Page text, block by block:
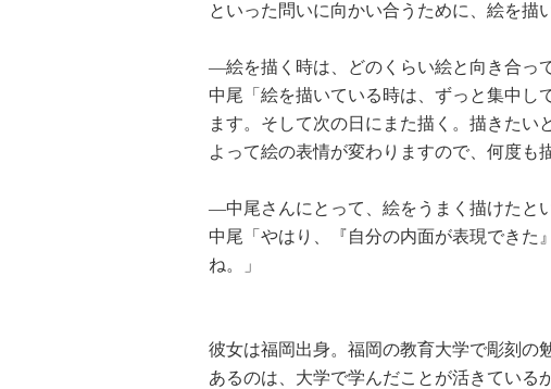
といった問いに向かい合うために、絵を描
―絵を描く時は、どのくらい絵と向き合っ
中尾「絵を描いている時は、ずっと集中し
ます。そして次の日にまた描く。描きたい
よって絵の表情が変わりますので、何度も
―中尾さんにとって、絵をうまく描けたと
中尾「やはり、『自分の内面が表現できた
ね。」
彼女は福岡出身。福岡の教育大学で彫刻の
あるのは、大学で学んだことが活きている